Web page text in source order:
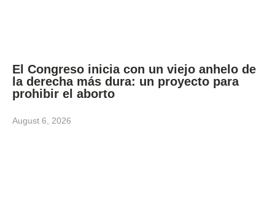
El Congreso inicia con un viejo anhelo de
la derecha más dura: un proyecto para
prohibir el aborto
August 6, 2026